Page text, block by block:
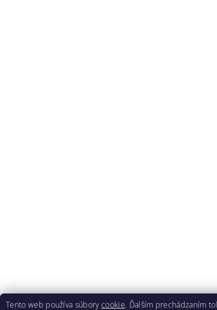
Tento web používa súbory cookie. Ďalším prechádzaním